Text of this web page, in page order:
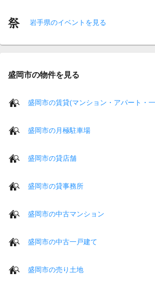
岩手県のイベントを見る
盛岡市の物件を見る
盛岡市の賃貸(マンション・アパート・
盛岡市の月極駐車場
盛岡市の貸店舗
盛岡市の貸事務所
盛岡市の中古マンション
盛岡市の中古一戸建て
盛岡市の売り土地